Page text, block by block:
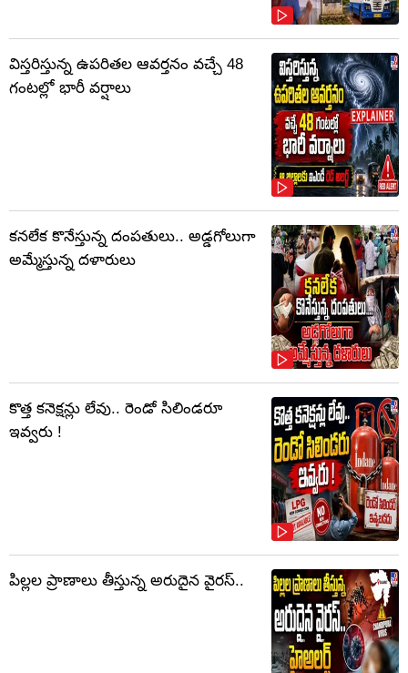
విస్తరిస్తున్న ఉపరితల ఆవర్తనం వచ్చే 48
గంటల్లో భారీ వర్షాలు
కనలేక కొనేస్తున్న దంపతులు.. అడ్డగోలుగా
అమ్మేస్తున్న దళారులు
కొత్త కనెక్షన్లు లేవు.. రెండో సిలిండరూ
ఇవ్వరు !
పిల్లల ప్రాణాలు తీస్తున్న అరుదైన వైరస్..